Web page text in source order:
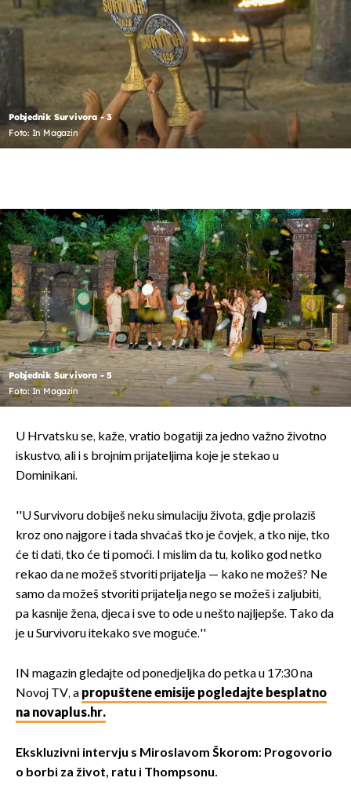
Pobjednik Survivora - 3
Foto: In Magazin
Pobjednik Survivora - 5
Foto: In Magazin
U Hrvatsku se, kaže, vratio bogatiji za jedno važno životno
iskustvo, ali i s brojnim prijateljima koje je stekao u
Dominikani.
''U Survivoru dobiješ neku simulaciju života, gdje prolaziš
kroz ono najgore i tada shvaćaš tko je čovjek, a tko nije, tko
će ti dati, tko će ti pomoći. I mislim da tu, koliko god netko
rekao da ne možeš stvoriti prijatelja — kako ne možeš? Ne
samo da možeš stvoriti prijatelja nego se možeš i zaljubiti,
pa kasnije žena, djeca i sve to ode u nešto najljepše. Tako da
je u Survivoru itekako sve moguće.''
IN magazin gledajte od ponedjeljka do petka u 17:30 na
Novoj TV, a propuštene emisije pogledajte besplatno
na novaplus.hr.
Ekskluzivni intervju s Miroslavom Škorom: Progovorio
o borbi za život, ratu i Thompsonu.